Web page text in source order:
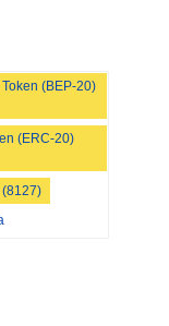
AZ-
(BEP-20)
(ERC-20)
(8127)